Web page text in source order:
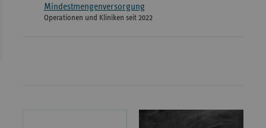
Mindestmengenversorgung
Operationen und Kliniken seit 2022